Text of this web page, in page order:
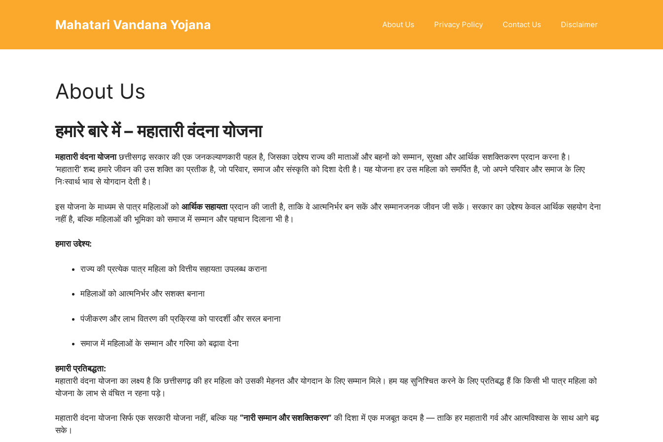
Mahatari Vandana Yojana About Us Privacy Policy Contact Us Disclaimer
About Us
हमारे बारे में – महातारी वंदना योजना
महातारी वंदना योजनाछत्तीसगढ़ सरकार की एक जनकल्याणकारी पहल है, जिसका उद्देश्य राज्य की माताओं और बहनों को सम्मान, सुरक्षा और आर्थिक सशक्तिकरण प्रदान करना है।
‘महातारी’ शब्द हमारे जीवन की उस शक्ति का प्रतीक है, जो परिवार, समाज और संस्कृति को दिशा देती है। यह योजना हर उस महिला को समर्पित है, जो अपने परिवार और समाज के लिए
निःस्वार्थ भाव से योगदान देती है।
इस योजना के माध्यम से पात्र महिलाओं को आर्थिक सहायताप्रदान की जाती है, ताकि वे आत्मनिर्भर बन सकें और सम्मानजनक जीवन जी सकें। सरकार का उद्देश्य केवल आर्थिक सहयोग देना
नहीं है, बल्कि महिलाओं की भूमिका को समाज में सम्मान और पहचान दिलाना भी है।
हमारा उद्देश्य:
राज्य की प्रत्येक पात्र महिला को वित्तीय सहायता उपलब्ध कराना
महिलाओं को आत्मनिर्भर और सशक्त बनाना
पंजीकरण और लाभ वितरण की प्रक्रिया को पारदर्शी और सरल बनाना
समाज में महिलाओं के सम्मान और गरिमा को बढ़ावा देना
हमारी प्रतिबद्धता:
महातारी वंदना योजना का लक्ष्य है कि छत्तीसगढ़ की हर महिला को उसकी मेहनत और योगदान के लिए सम्मान मिले। हम यह सुनिश्चित करने के लिए प्रतिबद्ध हैं कि किसी भी पात्र महिला को
योजना के लाभ से वंचित न रहना पड़े।
महातारी वंदना योजना सिर्फ एक सरकारी योजना नहीं, बल्कि यह “नारी सम्मान और सशक्तिकरण” की दिशा में एक मजबूत कदम है — ताकि हर महातारी गर्व और आत्मविश्वास के साथ आगे बढ़
सके।